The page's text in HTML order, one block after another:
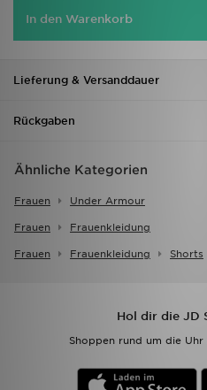
In den Warenkorb
Lieferung & Versanddauer
Rückgaben
Ähnliche Kategorien
Frauen Under Armour
Frauen Frauenkleidung
Frauen Frauenkleidung Shorts
Hol dir die JD
Shoppen rund um die